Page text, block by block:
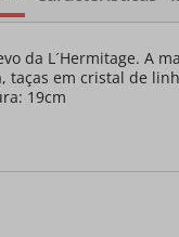
da L´Hermitage. A
em cristal de
19cm